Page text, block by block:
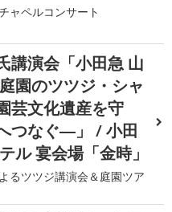
ャペルコンサート
講演会「小田急 山
園のツツジ・シャ
芸文化遺産を守
つなぐ―」 / 小田
ル 宴会場「金時」
るツツジ講演会＆庭園ツア